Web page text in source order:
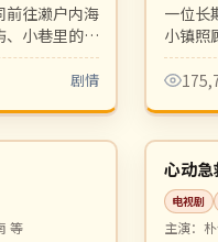
前往濑户内海
、小巷里的家
电影的延续。
剧情
一位长
小镇照
贾樟柯
18:02
等
韩国
热播
心动急
电视剧
主演：